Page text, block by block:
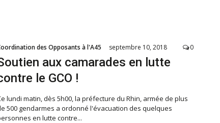
des Opposants à l'A45 septembre 10, 2018 0
aux camarades en lutte
le GCO !
lundi matin, dès 5h00, la préfecture du Rhin, armée de plus
500 gendarmes a ordonné l'évacuation des quelques
en lutte contre...